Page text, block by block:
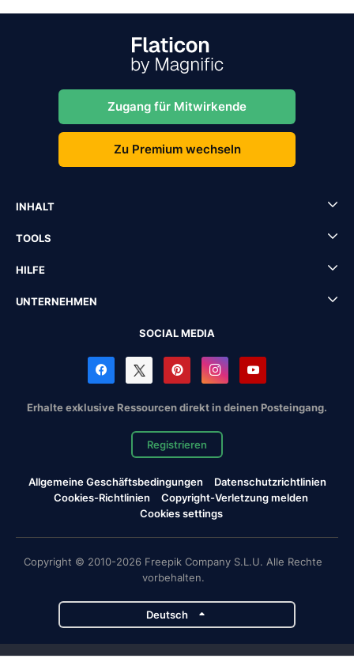
Zugang für Mitwirkende
Zu Premium wechseln
INHALT
TOOLS
HILFE
UNTERNEHMEN
SOCIAL MEDIA
Erhalte exklusive Ressourcen direkt in deinen Posteingang.
Registrieren
Allgemeine Geschäftsbedingungen
Datenschutzrichtlinien
Cookies-Richtlinien
Copyright-Verletzung melden
Cookies settings
Copyright © 2010-2026 Freepik Company S.L.U. Alle Rechte
vorbehalten.
Deutsch